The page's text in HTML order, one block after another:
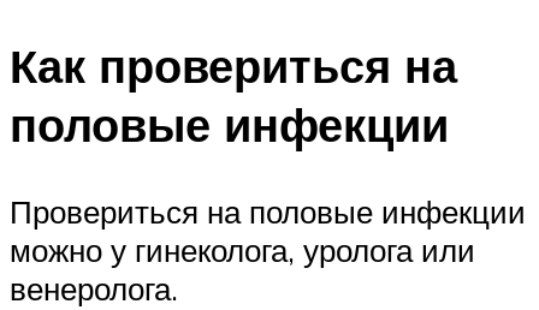
Как провериться на
половые инфекции
Провериться на половые инфекции
можно у гинеколога, уролога или
венеролога.